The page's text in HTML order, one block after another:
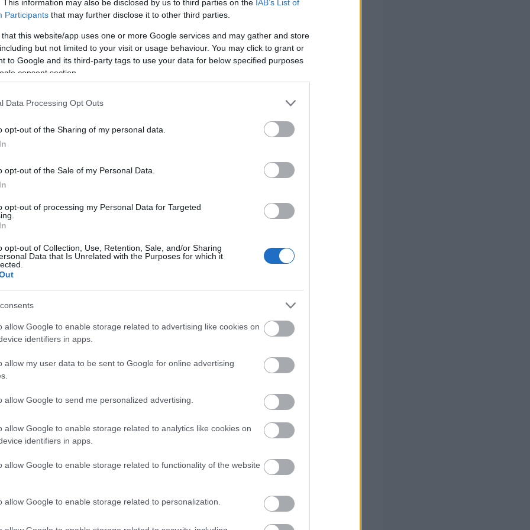
This information may also be disclosed by us to third parties on the IAB’s List of
Participants that may further disclose it to other third parties.
that this website/app uses one or more Google services and may gather and store
but not limited to your visit or usage behaviour. You may click to grant or
to Google and its third-party tags to use your data for below specified purposes
consent section.
Data Processing Opt Outs
opt-out of the Sharing of my personal data.
opt-out of the Sale of my Personal Data.
opt-out of processing my Personal Data for Targeted
opt-out of Collection, Use, Retention, Sale, and/or Sharing
Data that Is Unrelated with the Purposes for which it
allow Google to enable storage related to advertising like cookies on
identifiers in apps.
allow my user data to be sent to Google for online advertising
allow Google to send me personalized advertising.
allow Google to enable storage related to analytics like cookies on
identifiers in apps.
allow Google to enable storage related to functionality of the website
allow Google to enable storage related to personalization.
χερσαίες μεταφορές επιβατών
μεταφορές επιβατών
επιβατών
και άλλα καταλύματα σύντομης διαμονής
εγκαταστάσεις για οχήματα αναψυχής και ρυμουλκούμενα
προβολής κινηματογραφικών ταινιών
εκμίσθωση εξοπλισμού πλωτών μεταφορών
υπηρεσιών κρατήσεων και συναφείς δραστηριότητες
δραστηριότητες για τις τέχνες του θεάματος